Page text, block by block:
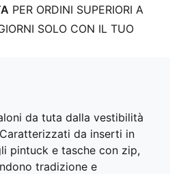
PER ORDINI SUPERIORI A
SOLO CON IL TUO
da tuta dalla vestibilità
da inserti in
pintuck e tasche con zip,
tradizione e